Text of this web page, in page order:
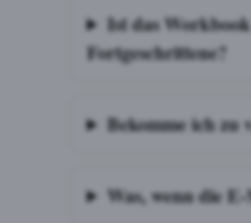
Ist das
Fortgeschrittene?
Bekomme ich zu
Was, wenn die